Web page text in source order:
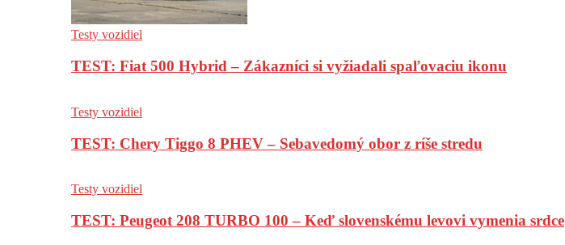
Testy vozidiel
TEST: Fiat 500 Hybrid – Zákazníci si vyžiadali spaľovaciu ikonu
Testy vozidiel
TEST: Chery Tiggo 8 PHEV – Sebavedomý obor z ríše stredu
Testy vozidiel
TEST: Peugeot 208 TURBO 100 – Keď slovenskému levovi vymenia srdce